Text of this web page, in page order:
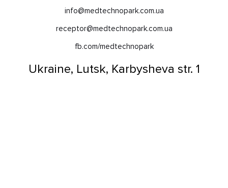
info@medtechnopark.com.ua
receptor@medtechnopark.com.ua
fb.com/medtechnopark
Ukraine, Lutsk, Karbysheva str. 1